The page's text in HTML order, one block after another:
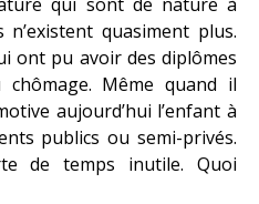
quasiment plus.
ont pu avoir des diplômes
Même quand il
aujourd’hui l’enfant à
publics ou semi-privés.
de temps inutile. Quoi